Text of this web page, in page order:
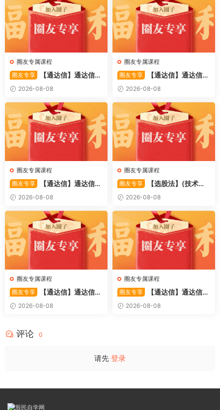
圈友专属课程
圈友专享
【通达信】通达信
〖备战龙妖〗副图/选股 精准
捕捉龙头启动进场信号 源码
2026-08-08
圈友专属课程
圈友专享
【通达信】通达信
〖重心突破〗主副图/选股 捕
捉股价在特定形态下的反转与
启动信号 源码
2026-08-08
圈友专属课程
圈友专享
【通达信】通达信
〖萧啸双通道〗主图指标 研判
股价运行通道、捕捉短线买卖
时机 源码
2026-08-08
圈友专属课程
圈友专享
【选股法】(技术篇)
强势个股选股法操作理念、策
略与工具（上下）视频课程 共
2个视频
2026-08-08
圈友专属课程
圈友专享
【通达信】通达信
〖极致主力〗主副图/选股 放
量不算突破，站上压力才算！
2026-08-08
圈友专属课程
圈友专享
【通达信】通达信
〖超强MACD〗副图指标 斐波
那契+三重共振，捕捉买卖
2026-08-08
评论 0
请先 登录